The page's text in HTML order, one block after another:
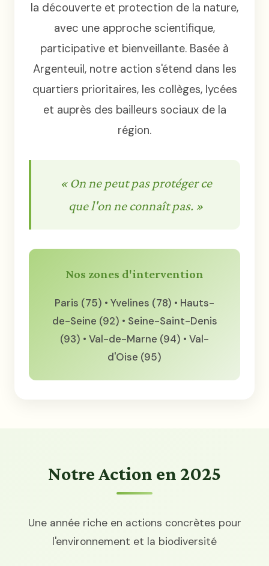
la découverte et protection de la nature,
avec une approche scientifique,
participative et bienveillante. Basée à
Argenteuil, notre action s'étend dans les
quartiers prioritaires, les collèges, lycées
et auprès des bailleurs sociaux de la
région.
« On ne peut pas protéger ce
que l'on ne connaît pas. »
Nos zones d'intervention
Paris (75) • Yvelines (78) • Hauts-
de-Seine (92) • Seine-Saint-Denis
(93) • Val-de-Marne (94) • Val-
d'Oise (95)
Notre Action en 2025
Une année riche en actions concrètes pour
l'environnement et la biodiversité